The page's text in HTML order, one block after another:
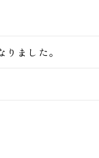
ました。